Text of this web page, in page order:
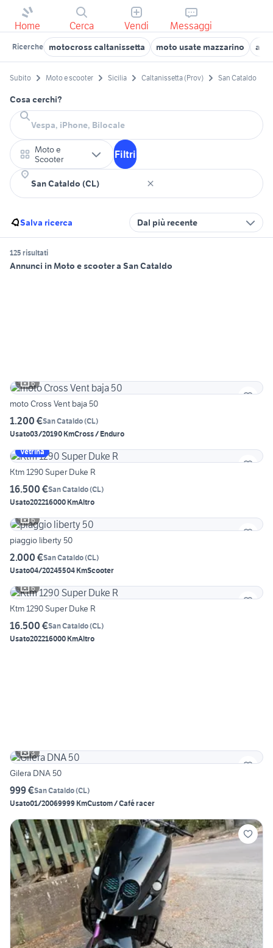
Home Cerca Vendi Messaggi
Ricerche motocross caltanissetta moto usate mazzarino
Subito Moto e scooter Sicilia Caltanissetta (Prov) San Cataldo
Cosa cerchi?
Moto e
Scooter
Filtri
Salva ricerca Dal più recente
125 risultati
Annunci in Moto e scooter a San Cataldo
6
moto Cross Vent baja 50
1.200 €San Cataldo(CL)
Usato03/20190 KmCross / Enduro
Vetrina
Ktm 1290 Super Duke R
16.500 €San Cataldo(CL)
Usato202216000 KmAltro
6
piaggio liberty 50
2.000 €San Cataldo(CL)
Usato04/20245504 KmScooter
6
Ktm 1290 Super Duke R
16.500 €San Cataldo(CL)
Usato202216000 KmAltro
3
Gilera DNA 50
999 €San Cataldo(CL)
Usato01/20069999 KmCustom / Café racer